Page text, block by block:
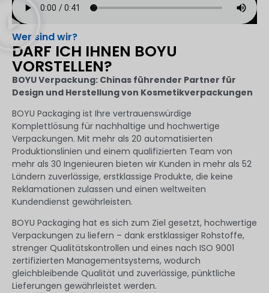
Wer sind wir?
DARF ICH IHNEN BOYU
VORSTELLEN?
BOYU Verpackung: Chinas führender Partner für
Design und Herstellung von Kosmetikverpackungen
BOYU Packaging ist Ihre vertrauenswürdige
Komplettlösung für nachhaltige und hochwertige
Verpackungen. Mit mehr als 20 automatisierten
Produktionslinien und einem qualifizierten Team von
mehr als 30 Ingenieuren bieten wir Kunden in mehr als 52
Ländern zuverlässige, erstklassige Produkte, die keine
Reklamationen zulassen und einen weltweiten
Kundendienst gewährleisten.
BOYU Packaging hat es sich zum Ziel gesetzt, hochwertige
Verpackungen zu liefern – dank erstklassiger Rohstoffe,
strenger Qualitätskontrollen und eines nach ISO 9001
zertifizierten Managementsystems, wodurch
gleichbleibende Qualität und zuverlässige, pünktliche
Lieferungen gewährleistet werden.